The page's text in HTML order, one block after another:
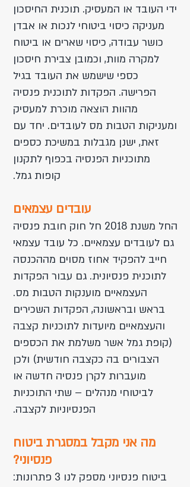
ידי העובד או המעסיק. תוכנית החיסכון
מעניקה כיסוי ביטוחי לנכות או אבדן
כושר עבודה, כיסוי שארים או ביטוח
למקרה מוות, וכמובן צבירת חיסכון
כספי שישמש את העובד בגיל
הפרישה. הפקדות לתוכנית פנסיה
מהוות הוצאה מוכרת למעסיק
ומעניקות הטבות מס לעובדים. יחד עם
זאת, ישנן מגבלות במשיכת כספים
מתוכניות הפנסיה בכפוף לתקנון
קופות גמל.
עובדים עצמאים
החל משנת 2018 חל חוק חובת פנסיה
גם לעובדים עצמאיים. כל עובד עצמאי
חייב להפקיד אחוז מסוים מההכנסה
לתוכנית פנסיונית. גם עבור הפקדות
העצמאיים מוענקות הטבות מס.
בראש ובראשונה, הפקדות השכירים
והעצמאיים מיועדות לתוכניות קצבה
(קופת גמל אשר משלמת את הכספים
הצבורים בה כקצבה חודשית) ולכן
מועברות לקרן פנסיה חדשה או
לביטוחי מנהלים – שתי התוכניות
הפנסיוניות לקצבה.
מה אני מקבל במסגרת ביטוח
פנסיוני?
ביטוח פנסיוני מספק לנו 3 פתרונות: